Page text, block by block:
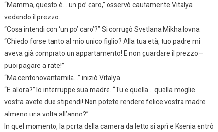
“Mamma, questo è… un po’ caro,” osservò cautamente Vitalya
vedendo il prezzo.
“Cosa intendi con ‘un po’ caro’?” Si corrugò Svetlana Mikhailovna.
“Chiedo forse tanto al mio unico figlio? Alla tua età, tuo padre mi
aveva già comprato un appartamento! E non guardare il prezzo—
puoi pagare a rate!”
“Ma centonovantamila…” iniziò Vitalya.
“E allora?” lo interruppe sua madre. “Tu e quella… quella moglie
vostra avete due stipendi! Non potete rendere felice vostra madre
almeno una volta all’anno?”
In quel momento, la porta della camera da letto si aprì e Ksenia entrò